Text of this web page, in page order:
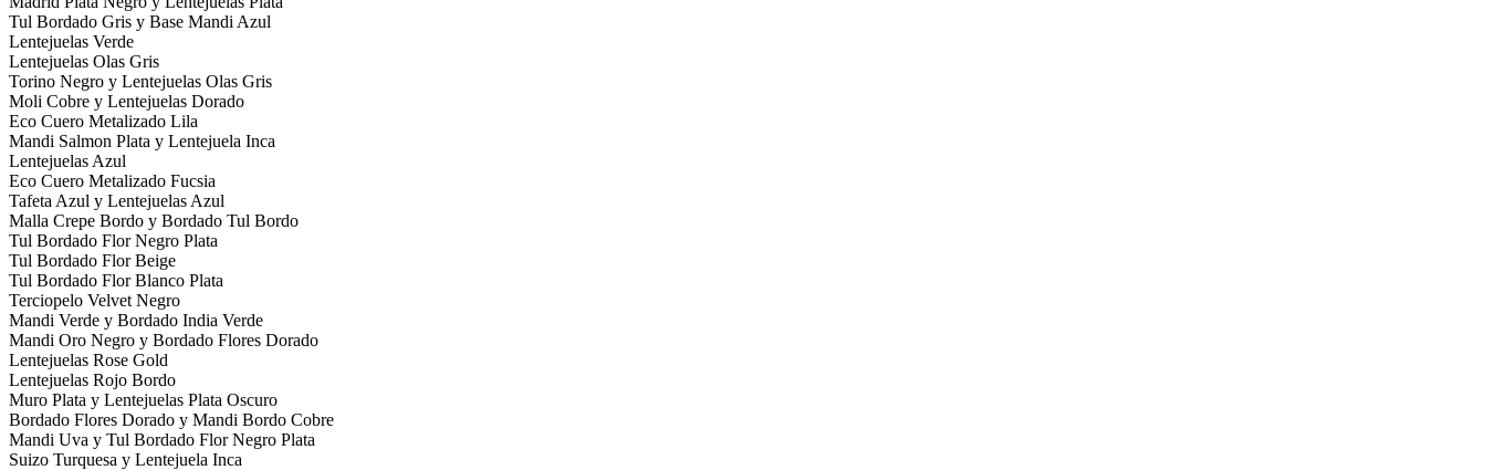
Tul Bordado Gris y Base Mandi Azul
Lentejuelas Verde
Lentejuelas Olas Gris
Torino Negro y Lentejuelas Olas Gris
Moli Cobre y Lentejuelas Dorado
Eco Cuero Metalizado Lila
Mandi Salmon Plata y Lentejuela Inca
Lentejuelas Azul
Eco Cuero Metalizado Fucsia
Tafeta Azul y Lentejuelas Azul
Malla Crepe Bordo y Bordado Tul Bordo
Tul Bordado Flor Negro Plata
Tul Bordado Flor Beige
Tul Bordado Flor Blanco Plata
Terciopelo Velvet Negro
Mandi Verde y Bordado India Verde
Mandi Oro Negro y Bordado Flores Dorado
Lentejuelas Rose Gold
Lentejuelas Rojo Bordo
Muro Plata y Lentejuelas Plata Oscuro
Bordado Flores Dorado y Mandi Bordo Cobre
Mandi Uva y Tul Bordado Flor Negro Plata
Suizo Turquesa y Lentejuela Inca